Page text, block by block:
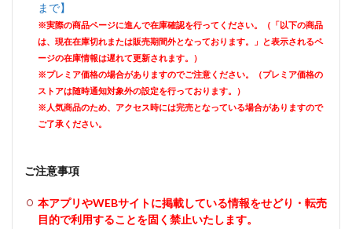
まで】
※実際の商品ページに進んで在庫確認を行ってください。（「以下の商品
は、現在在庫切れまたは販売期間外となっております。」と表示されるペ
ージの在庫情報は遅れて更新されます。）
※プレミア価格の場合がありますのでご注意ください。（プレミア価格の
ストアは随時通知対象外の設定を行っております。）
※人気商品のため、アクセス時には完売となっている場合がありますので
ご了承ください。
ご注意事項
本アプリやWEBサイトに掲載している情報をせどり・転売
目的で利用することを固く禁止いたします。